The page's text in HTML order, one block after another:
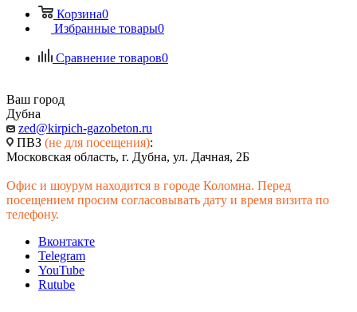
Корзина0
Избранные товары0
Сравнение товаров0
Ваш город
Дубна
zed@kirpich-gazobeton.ru
ПВЗ (не для посещения):
Московская область, г. Дубна, ул. Дачная, 2Б
Офис и шоурум находится в городе Коломна. Перед
посещением просим согласовывать дату и время визита по
телефону.
Вконтакте
Telegram
YouTube
Rutube